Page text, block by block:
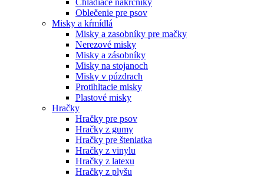
Chladiace nákrčníky
Oblečenie pre psov
Misky a kŕmídlá
Misky a zasobníky pre mačky
Nerezové misky
Misky a zásobníky
Misky na stojanoch
Misky v púzdrach
Protihltacie misky
Plastové misky
Hračky
Hračky pre psov
Hračky z gumy
Hračky pre šteniatka
Hračky z vinylu
Hračky z latexu
Hračky z plyšu